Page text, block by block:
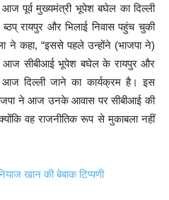
आज पूर्व मुख्यमंत्री भूपेश बघेल का दिल्ली
रायपुर और भिलाई निवास पहुंच चुकी
ने कहा, “इससे पहले उन्होंने (भाजपा ने)
आज सीबीआई भूपेश बघेल के रायपुर और
दिल्ली जाने का कार्यक्रम है। इस
ने आज उनके आवास पर सीबीआई की
वह राजनीतिक रूप से मुकाबला नहीं
खान की बेबाक टिप्पणी